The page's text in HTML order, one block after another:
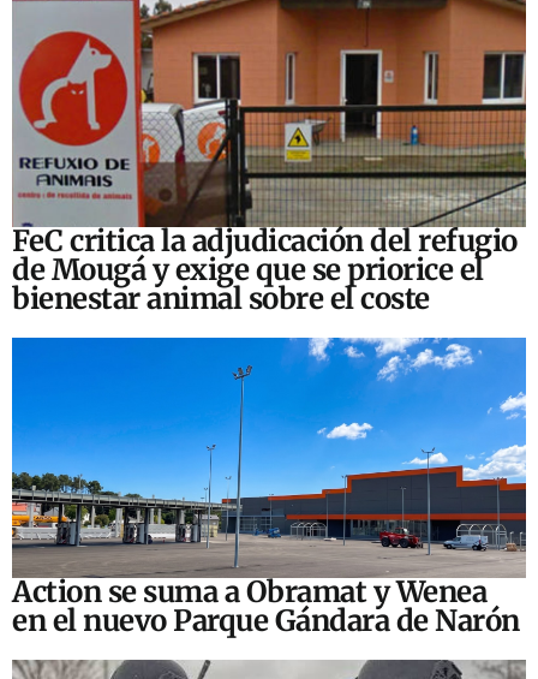
FeC critica la adjudicación del refugio
de Mougá y exige que se priorice el
bienestar animal sobre el coste
Action se suma a Obramat y Wenea
en el nuevo Parque Gándara de Narón